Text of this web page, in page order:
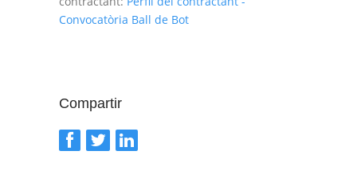
Convocatòria Ball de Bot
Compartir